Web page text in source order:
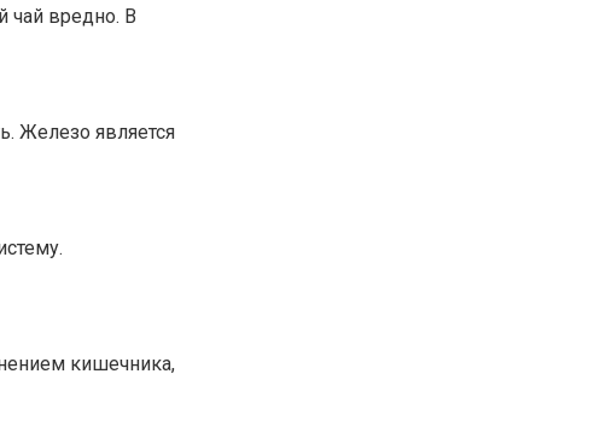
чай вредно. В
Железо является
кишечника,